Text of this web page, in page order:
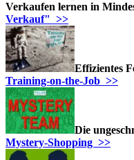
Verkaufen lernen in
Verkauf" >>
Effizientes
Training-on-the-Job >>
Die
Mystery-Shopping >>